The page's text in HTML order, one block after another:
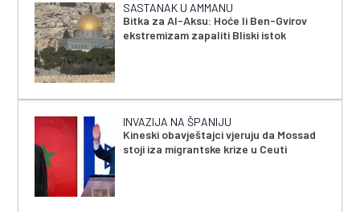
SASTANAK U AMMANU
Bitka za Al-Aksu: Hoće li Ben-Gvirov
ekstremizam zapaliti Bliski istok
INVAZIJA NA ŠPANIJU
Kineski obavještajci vjeruju da Mossad
stoji iza migrantske krize u Ceuti